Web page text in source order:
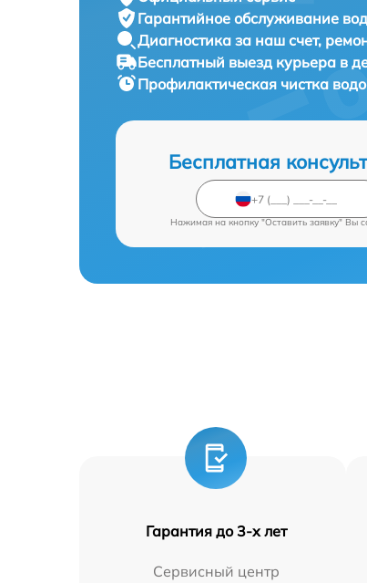
Гарантийное обслуживание
Диагностика за наш счет,
Бесплатный выезд курьера в
Профилактическая чистка
Бесплатная
Нажимая на кнопку "Оставить заявку" Вы
Гарантия до 3-х лет
Сервисный центр